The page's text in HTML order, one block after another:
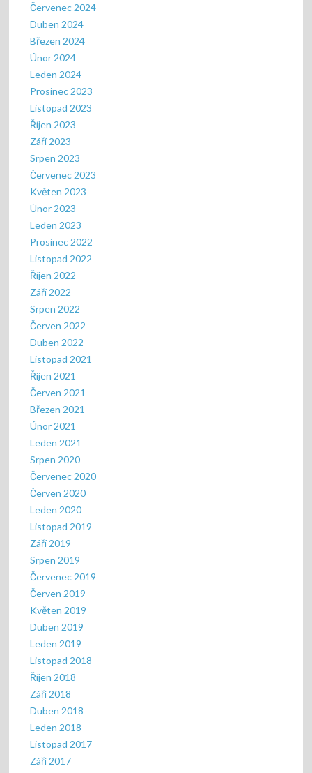
Červenec 2024
Duben 2024
Březen 2024
Únor 2024
Leden 2024
Prosinec 2023
Listopad 2023
Říjen 2023
Září 2023
Srpen 2023
Červenec 2023
Květen 2023
Únor 2023
Leden 2023
Prosinec 2022
Listopad 2022
Říjen 2022
Září 2022
Srpen 2022
Červen 2022
Duben 2022
Listopad 2021
Říjen 2021
Červen 2021
Březen 2021
Únor 2021
Leden 2021
Srpen 2020
Červenec 2020
Červen 2020
Leden 2020
Listopad 2019
Září 2019
Srpen 2019
Červenec 2019
Červen 2019
Květen 2019
Duben 2019
Leden 2019
Listopad 2018
Říjen 2018
Září 2018
Duben 2018
Leden 2018
Listopad 2017
Září 2017